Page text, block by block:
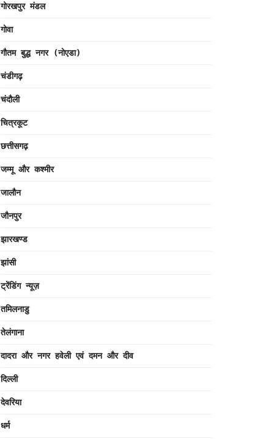
गोरखपुर मंडल
गोवा
गौतम बुद्ध नगर (नोएडा)
चंडीगढ़
चंदौली
चित्रकूट
छत्तीसगढ़
जम्मू और कश्मीर
जालौन
जौनपुर
झारखण्ड
झांसी
ट्रेंडिंग न्यूज़
तमिलनाडु
तेलंगाना
दादरा और नगर हवेली एवं दमन और दीव
दिल्ली
देवरिया
धर्म